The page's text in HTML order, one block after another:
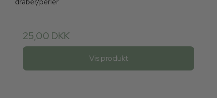
dråber/perler
25,00 DKK
Vis produkt